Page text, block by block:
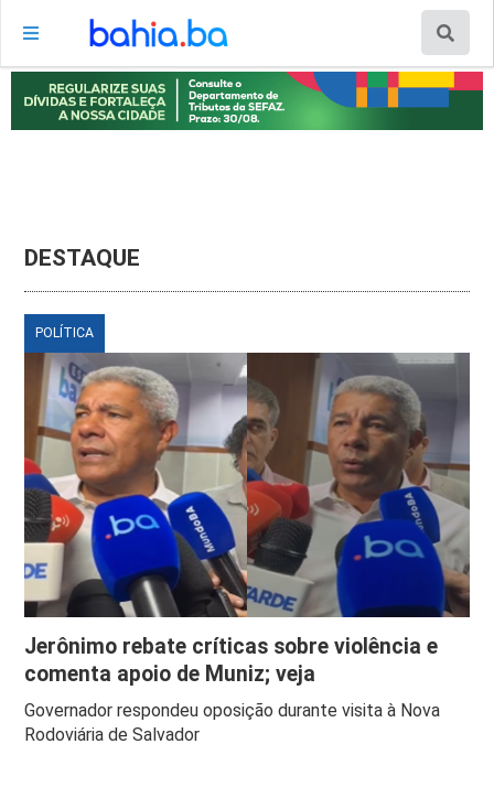
DESTAQUE
POLÍTICA
Jerônimo rebate críticas sobre violência e
comenta apoio de Muniz; veja
Governador respondeu oposição durante visita à Nova
Rodoviária de Salvador